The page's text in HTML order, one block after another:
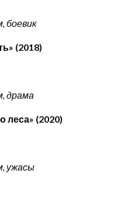
боевик
(2018)
драма
леса» (2020)
ужасы